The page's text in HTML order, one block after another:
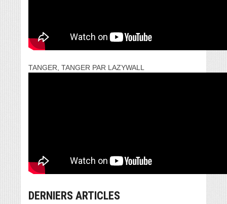
TANGER, TANGER PAR LAZYWALL
DERNIERS ARTICLES